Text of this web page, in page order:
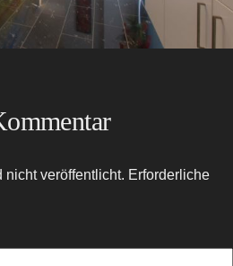
nicht veröffentlicht. Erforderliche